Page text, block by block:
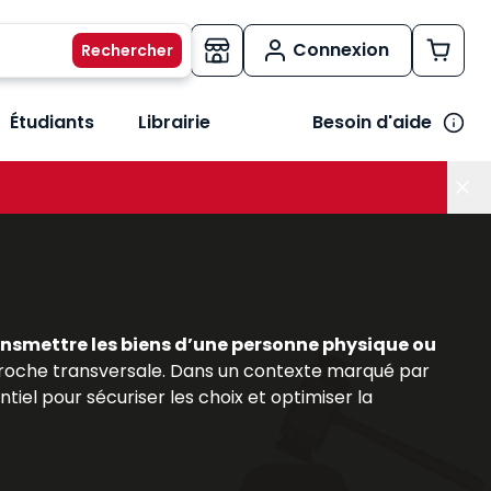
Connexion
métiers
le sous-menu Vos besoins
Étudiants Librairie Besoin d'aide
les biens d’une personne physique ou
transversale. Dans un contexte marqué par
pour sécuriser les choix et optimiser la